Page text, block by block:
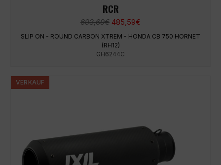
RCR
693,69€ Ursprünglicher
war:
693,69€
485,59€
SLIP ON - ROUND CARBON XTREM - HONDA CB 750 HORNET
(RH12)
GH6244C
VERKAUF